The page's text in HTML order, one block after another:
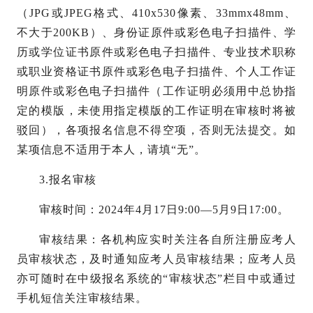
（JPG或JPEG格式、410x530像素、33mmx48mm、
不大于200KB）、身份证原件或彩色电子扫描件、学
历或学位证书原件或彩色电子扫描件、专业技术职称
或职业资格证书原件或彩色电子扫描件、个人工作证
明原件或彩色电子扫描件（工作证明必须用中总协指
定的模版，未使用指定模版的工作证明在审核时将被
驳回），各项报名信息不得空项，否则无法提交。如
某项信息不适用于本人，请填“无”。
3.报名审核
审核时间： 2024年4月17日9:00—5月9日17:00。
审核结果：各机构应实时关注各自所注册应考人
员审核状态，及时通知应考人员审核结果；应考人员
亦可随时在中级报名系统的“审核状态”栏目中或通过
手机短信关注审核结果。